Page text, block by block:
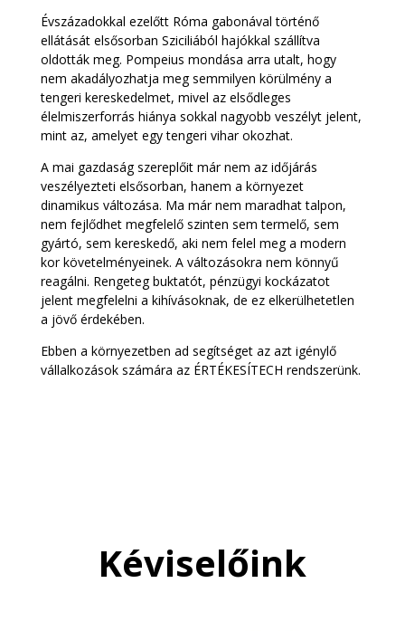
Évszázadokkal ezelőtt Róma gabonával történő
ellátását elsősorban Sziciliából hajókkal szállítva
oldották meg. Pompeius mondása arra utalt, hogy
nem akadályozhatja meg semmilyen körülmény a
tengeri kereskedelmet, mivel az elsődleges
élelmiszerforrás hiánya sokkal nagyobb veszélyt jelent,
mint az, amelyet egy tengeri vihar okozhat.
A mai gazdaság szereplőit már nem az időjárás
veszélyezteti elsősorban, hanem a környezet
dinamikus változása. Ma már nem maradhat talpon,
nem fejlődhet megfelelő szinten sem termelő, sem
gyártó, sem kereskedő, aki nem felel meg a modern
kor követelményeinek. A változásokra nem könnyű
reagálni. Rengeteg buktatót, pénzügyi kockázatot
jelent megfelelni a kihívásoknak, de ez elkerülhetetlen
a jövő érdekében.
Ebben a környezetben ad segítséget az azt igénylő
vállalkozások számára az ÉRTÉKESÍTECH rendszerünk.
Kéviselőink